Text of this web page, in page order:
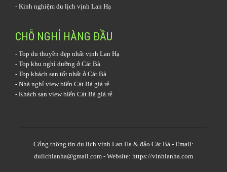
- Kinh nghiệm du lịch vịnh Lan Hạ
CHỖ NGHỈ HÀNG ĐẦU
- Top du thuyền đẹp nhất vịnh Lan Hạ
- Top khu nghỉ dưỡng ở Cát Bà
- Top khách sạn tốt nhất ở Cát Bà
- Nhà nghỉ view biển Cát Bà giá rẻ
- Khách sạn view biển Cát Bà giá rẻ
Cổng thông tin du lịch vịnh Lan Hạ & đảo Cát Bà - Email:
dulichlanha@gmail.com - Website: https://vinhlanha.com